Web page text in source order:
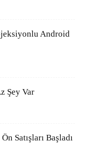
Android
Şey Var
Satışları Başladı